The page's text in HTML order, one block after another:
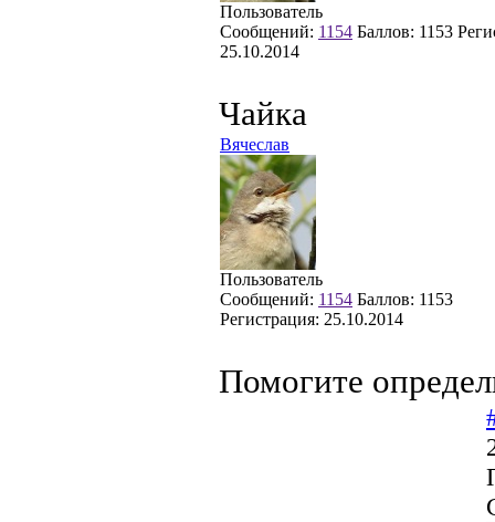
Пользователь
Сообщений: 1154 Баллов: 1153
25.10.2014
Чайка
Вячеслав
Пользователь
Сообщений: 1154 Баллов: 1153
Регистрация: 25.10.2014
Помогите